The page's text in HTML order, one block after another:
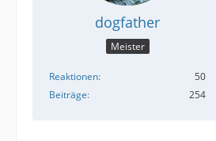
dogfather
Meister
Reaktionen
50
Beiträge
254